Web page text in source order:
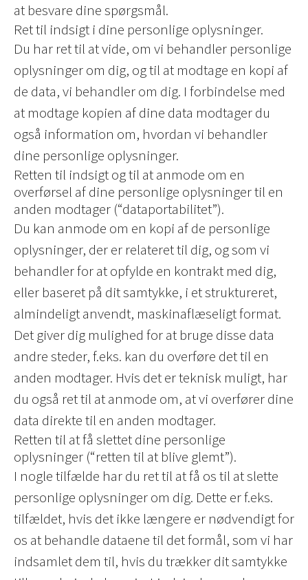
at besvare dine spørgsmål.
Ret til indsigt i dine personlige oplysninger.
Du har ret til at vide, om vi behandler personlige
oplysninger om dig, og til at modtage en kopi af
de data, vi behandler om dig. I forbindelse med
at modtage kopien af dine data modtager du
også information om, hvordan vi behandler
dine personlige oplysninger.
Retten til indsigt og til at anmode om en
overførsel af dine personlige oplysninger til en
anden modtager (“dataportabilitet”).
Du kan anmode om en kopi af de personlige
oplysninger, der er relateret til dig, og som vi
behandler for at opfylde en kontrakt med dig,
eller baseret på dit samtykke, i et struktureret,
almindeligt anvendt, maskinaflæseligt format.
Det giver dig mulighed for at bruge disse data
andre steder, f.eks. kan du overføre det til en
anden modtager. Hvis det er teknisk muligt, har
du også ret til at anmode om, at vi overfører dine
data direkte til en anden modtager.
Retten til at få slettet dine personlige
oplysninger (“retten til at blive glemt”).
I nogle tilfælde har du ret til at få os til at slette
personlige oplysninger om dig. Dette er f.eks.
tilfældet, hvis det ikke længere er nødvendigt for
os at behandle dataene til det formål, som vi har
indsamlet dem til, hvis du trækker dit samtykke